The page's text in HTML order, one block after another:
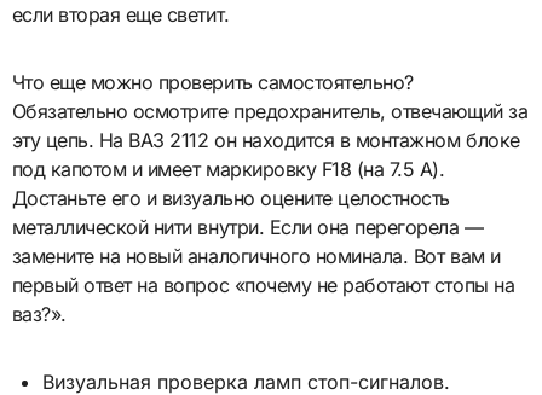
если вторая еще светит.
Что еще можно проверить самостоятельно?
Обязательно осмотрите предохранитель, отвечающий за
эту цепь. На ВАЗ 2112 он находится в монтажном блоке
под капотом и имеет маркировку F18 (на 7.5 А).
Достаньте его и визуально оцените целостность
металлической нити внутри. Если она перегорела —
замените на новый аналогичного номинала. Вот вам и
первый ответ на вопрос «почему не работают стопы на
ваз?».
Визуальная проверка ламп стоп-сигналов.